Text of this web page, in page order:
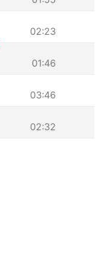
02:23
01:46
03:46
02:32